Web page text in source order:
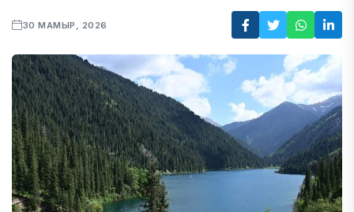
30 МАМЫР, 2026